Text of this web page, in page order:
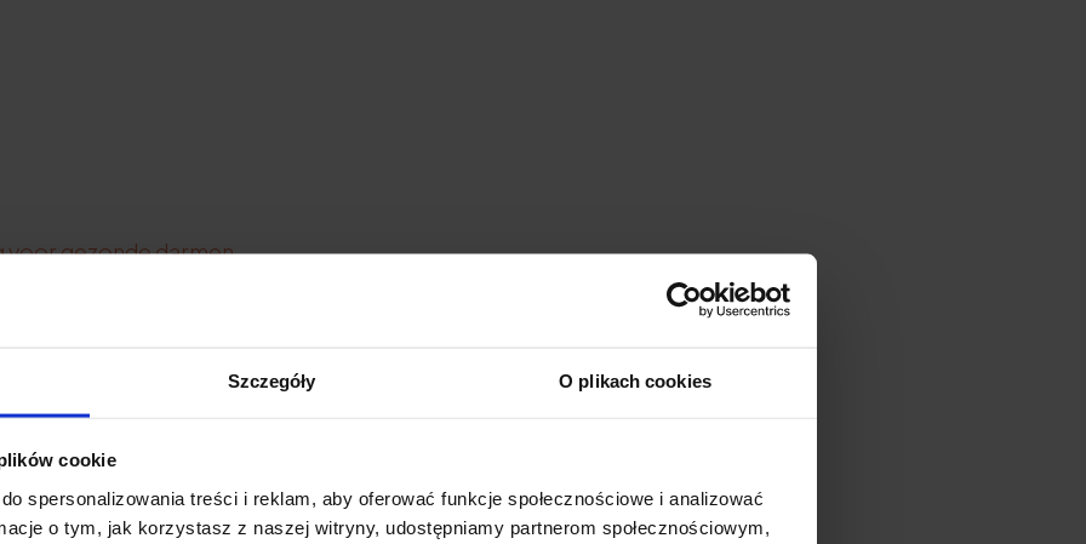
Szczegóły O plikach cookies
cookie
spersonalizowania treści i reklam, aby oferować funkcje społecznościowe i analizować
o tym, jak korzystasz z naszej witryny, udostępniamy partnerom społecznościowym,
gezonde darmen